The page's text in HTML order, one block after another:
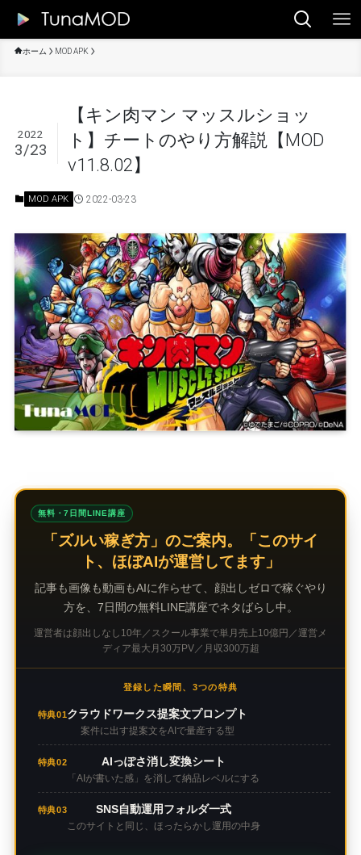
ホーム MOD APK
【キン肉マン マッスルショッ
ト】チートのやり方解説【MOD
v11.8.02】
2022
3/23
MOD APK 2022-03-23
無料・7日間LINE講座
「ズルい稼ぎ方」のご案内。「このサイ
ト、ほぼAIが運営してます」
記事も画像も動画もAIに作らせて、顔出しゼロで稼ぐやり
方を、7日間の無料LINE講座でネタばらし中。
運営者は顔出しなし10年／スクール事業で単月売上10億円／運営メ
ディア最大月30万PV／月収300万超
登録した瞬間、3つの特典
特典01クラウドワークス提案文プロンプト
案件に出す提案文をAIで量産する型
特典02 AIっぽさ消し変換シート
「AIが書いた感」を消して納品レベルにする
特典03 SNS自動運用フォルダ一式
このサイトと同じ、ほったらかし運用の中身